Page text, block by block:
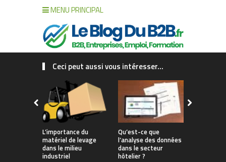
MENU PRINCIPAL
Ceci peut aussi vous intéresser...
L’importance du
matériel de levage
dans le milieu
industriel
Qu’est-ce que
l’analyse des données
dans le secteur
hôtelier ?